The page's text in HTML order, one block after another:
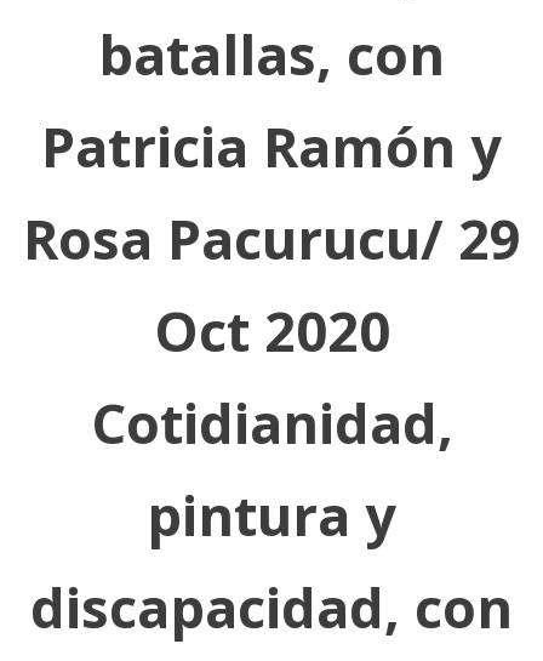
batallas, con
Patricia Ramón y
Rosa Pacurucu/ 29
Oct 2020
Cotidianidad,
pintura y
discapacidad, con